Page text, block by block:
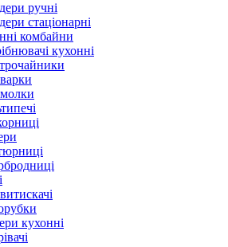
ручні
стаціонарні
комбайни
кухонні
кухонні